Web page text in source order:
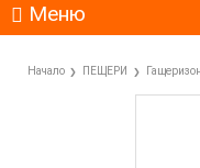
Меню
Начало ПЕЩЕРИ